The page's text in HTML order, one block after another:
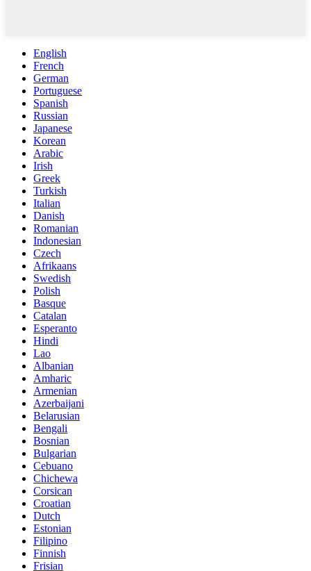
English
French
German
Portuguese
Spanish
Russian
Japanese
Korean
Arabic
Irish
Greek
Turkish
Italian
Danish
Romanian
Indonesian
Czech
Afrikaans
Swedish
Polish
Basque
Catalan
Esperanto
Hindi
Lao
Albanian
Amharic
Armenian
Azerbaijani
Belarusian
Bengali
Bosnian
Bulgarian
Cebuano
Chichewa
Corsican
Croatian
Dutch
Estonian
Filipino
Finnish
Frisian